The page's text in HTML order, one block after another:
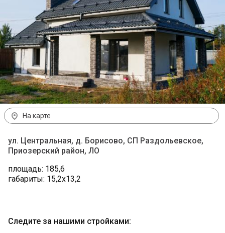
На карте
ул. Центральная, д. Борисово, СП Раздольевское,
Приозерский район, ЛО
площадь: 185,6
габариты: 15,2х13,2
Следите за нашими стройками: